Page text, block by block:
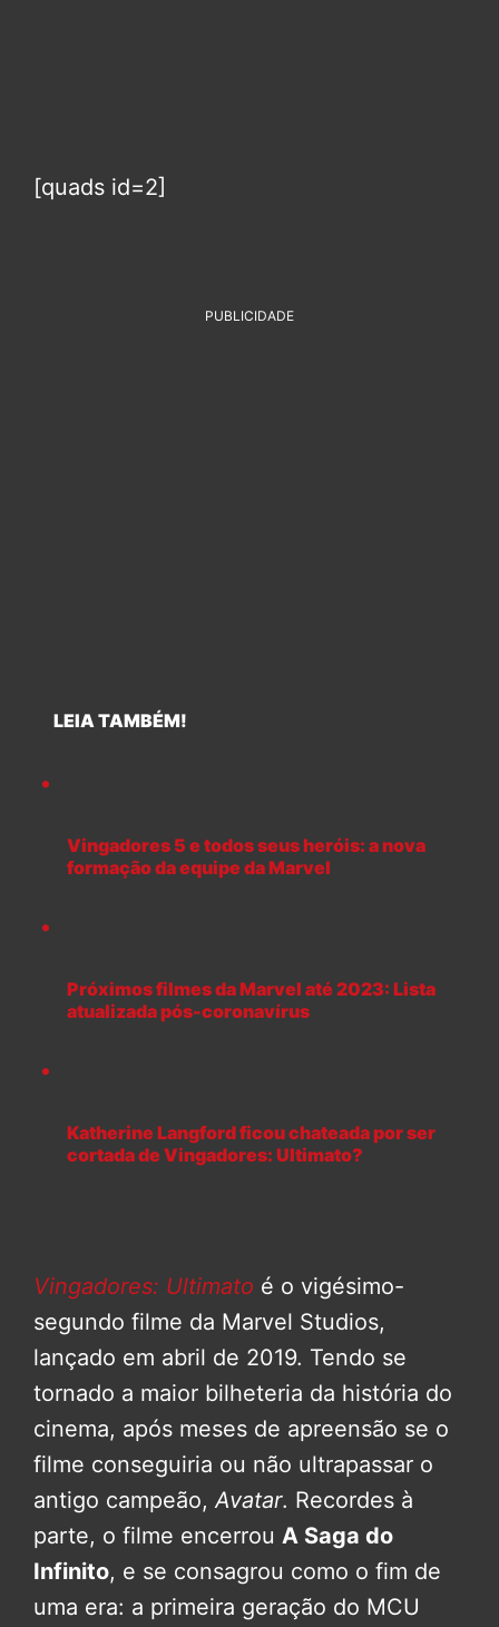
[quads id=2]
PUBLICIDADE
LEIA TAMBÉM!
Vingadores 5 e todos seus heróis: a nova
formação da equipe da Marvel
Próximos filmes da Marvel até 2023: Lista
atualizada pós-coronavírus
Katherine Langford ficou chateada por ser
cortada de Vingadores: Ultimato?
Vingadores: Ultimato é o vigésimo-
segundo filme da Marvel Studios,
lançado em abril de 2019. Tendo se
tornado a maior bilheteria da história do
cinema, após meses de apreensão se o
filme conseguiria ou não ultrapassar o
antigo campeão,Avatar. Recordes à
parte, o filme encerrou A Saga do
Infinito, e se consagrou como o fim de
uma era: a primeira geração do MCU